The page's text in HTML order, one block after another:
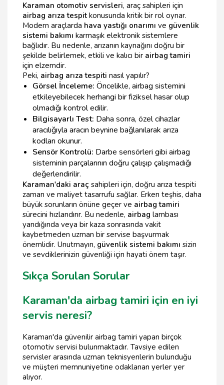
Karaman otomotiv servisleri, araç sahipleri için
airbag arıza tespit konusunda kritik bir rol oynar.
Modern araçlarda hava yastığı onarımı ve güvenlik
sistemi bakımı karmaşık elektronik sistemlere
bağlıdır. Bu nedenle, arızanın kaynağını doğru bir
şekilde belirlemek, etkili ve kalıcı bir airbag tamiri
için elzemdir.
Peki, airbag arıza tespiti nasıl yapılır?
Görsel İnceleme: Öncelikle, airbag sistemini
etkileyebilecek herhangi bir fiziksel hasar olup
olmadığı kontrol edilir.
Bilgisayarlı Test: Daha sonra, özel cihazlar
aracılığıyla aracın beynine bağlanılarak arıza
kodları okunur.
Sensör Kontrolü: Darbe sensörleri gibi airbag
sisteminin parçalarının doğru çalışıp çalışmadığı
değerlendirilir.
Karaman'daki araç sahipleri için, doğru arıza tespiti
zaman ve maliyet tasarrufu sağlar. Erken teşhis, daha
büyük sorunların önüne geçer ve airbag tamiri
sürecini hızlandırır. Bu nedenle, airbag lambası
yandığında veya bir kaza sonrasında vakit
kaybetmeden uzman bir servise başvurmak
önemlidir. Unutmayın, güvenlik sistemi bakımı sizin
ve sevdiklerinizin güvenliği için hayati önem taşır.
Sıkça Sorulan Sorular
Karaman'da airbag tamiri için en iyi
servis neresi?
Karaman'da güvenilir airbag tamiri yapan birçok
otomotiv servisi bulunmaktadır. Tavsiye edilen
servisler arasında uzman teknisyenlerin bulunduğu
ve müşteri memnuniyetine odaklanan yerler yer
alıyor.